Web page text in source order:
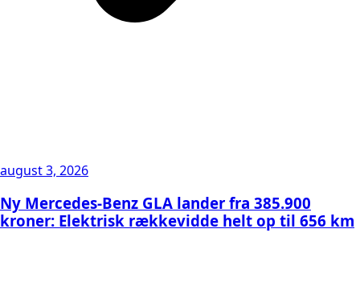
august 3, 2026
Ny Mercedes-Benz GLA lander fra 385.900
kroner: Elektrisk rækkevidde helt op til 656 km